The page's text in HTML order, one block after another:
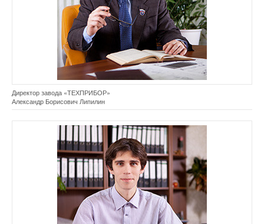
Директор завода «ТЕХПРИБОР»
Александр Борисович Липилин